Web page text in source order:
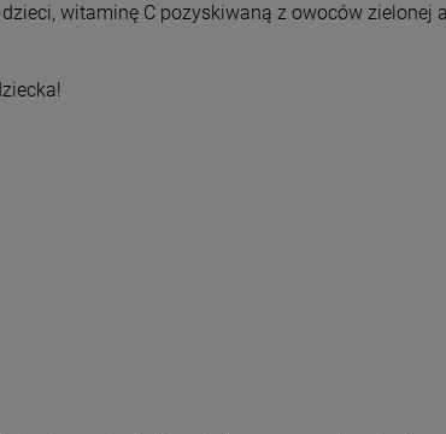
witaminę C pozyskiwaną z owoców zielonej